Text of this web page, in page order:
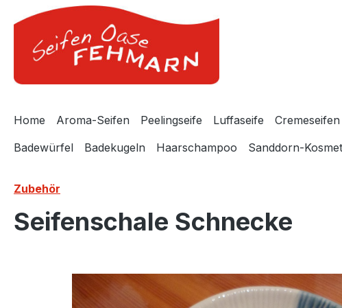
Hauptinhalt springen
Zur Suche springen
Zur Hauptnavigation springen
Home Aroma-Seifen Peelingseife Luffaseife Cremeseifen
Badewürfel
Badekugeln Haarschampoo Sanddorn-
Zubehör
Seifenschale Schnecke
Bildergalerie überspringen